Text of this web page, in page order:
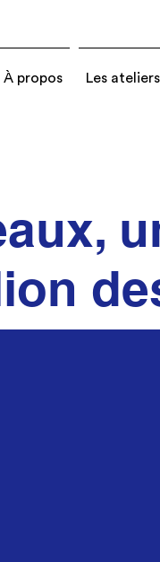
À propos Les ateliers